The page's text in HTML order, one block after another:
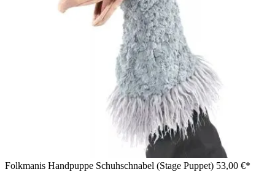
Folkmanis Handpuppe Schuhschnabel (Stage Puppet) 53,00 €*